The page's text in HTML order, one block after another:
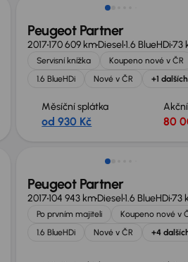
Peugeot Partner
2017170 609 kmDiesel1.6 BlueHDi73
Servisní knížka
Koupeno nové v ČR
1.6 BlueHDi
Nové v ČR +1 dalších
Měsíční splátka
od 930 Kč 80
Možnost odpočtu DPH
Peugeot Partner
2017104 943 kmDiesel1.6 BlueHDi73
Po prvním majiteli
Koupeno nové v
1.6 BlueHDi
Nové v ČR +4